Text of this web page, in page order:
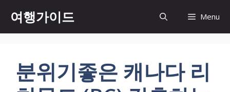
츠
여행가이드 Menu
분위기좋은 캐나다 리